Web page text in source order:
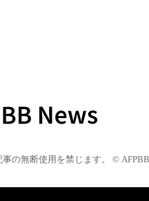
の無断使用を禁じます。 © AFPBB